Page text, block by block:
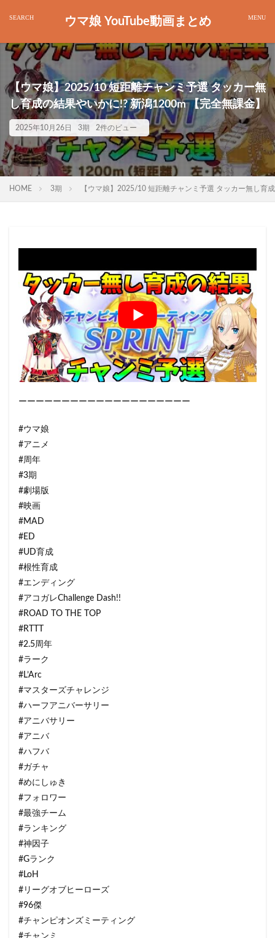
ウマ娘 YouTube動画まとめ
【ウマ娘】2025/10 短距離チャンミ予選 タッカー無
し育成の結果やいかに!? 新潟1200m 【完全無課金】
2025年10月26日 3期 2件のビュー
HOME 3期 【ウマ娘】2025/10 短距離チャンミ予選 タッカー無し育
ーーーーーーーーーーーーーーーーーーーー
#ウマ娘
#アニメ
#周年
#3期
#劇場版
#映画
#MAD
#ED
#UD育成
#根性育成
#エンディング
#アコガレChallenge Dash!!
#ROAD TO THE TOP
#RTTT
#2.5周年
#ラーク
#L’Arc
#マスターズチャレンジ
#ハーフアニバーサリー
#アニバサリー
#アニバ
#ハフバ
#ガチャ
#めにしゅき
#フォロワー
#最強チーム
#ランキング
#神因子
#Gランク
#LoH
#リーグオブヒーローズ
#96傑
#チャンピオンズミーティング
#チャンミ